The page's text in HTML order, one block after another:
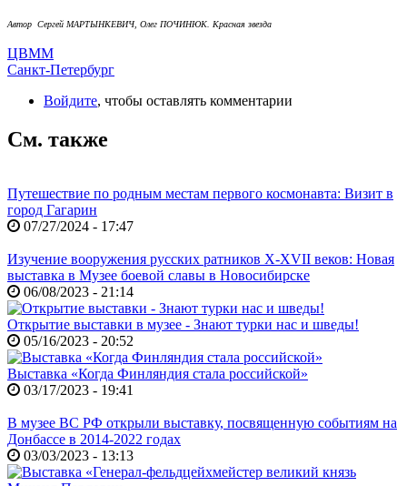
Автор Сергей МАРТЫНКЕВИЧ, Олег ПОЧИНЮК. Красная звезда
ЦВММ
Санкт-Петербург
Войдите, чтобы оставлять комментарии
См. также
Путешествие по родным местам первого космонавта: Визит в
город Гагарин
07/27/2024 - 17:47
Изучение вооружения русских ратников X-XVII веков: Новая
выставка в Музее боевой славы в Новосибирске
06/08/2023 - 21:14
Открытие выставки в музее - Знают турки нас и шведы!
05/16/2023 - 20:52
Выставка «Когда Финляндия стала российской»
03/17/2023 - 19:41
В музее ВС РФ открыли выставку, посвященную событиям на
Донбассе в 2014-2022 годах
03/03/2023 - 13:13